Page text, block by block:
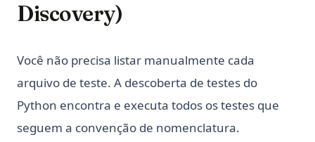
Discovery)
Você não precisa listar manualmente cada
arquivo de teste. A descoberta de testes do
Python encontra e executa todos os testes que
seguem a convenção de nomenclatura.